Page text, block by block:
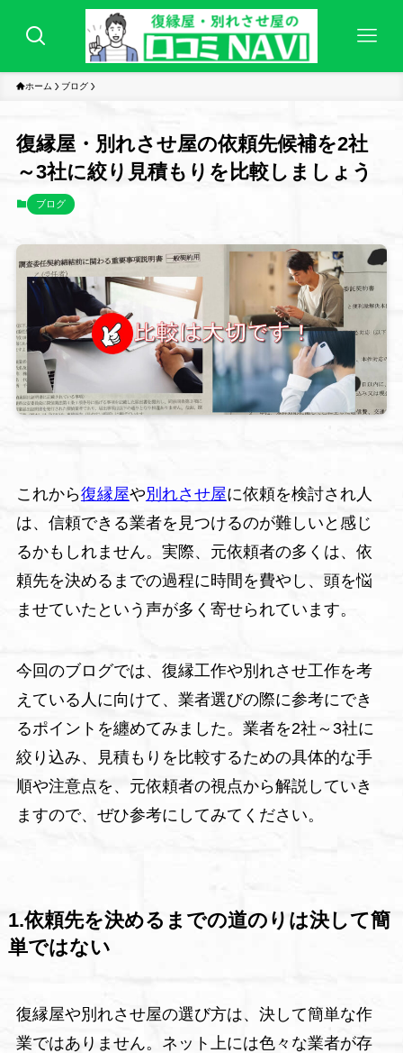
ホーム ブログ
復縁屋・別れさせ屋の依頼先候補を2社
～3社に絞り見積もりを比較しましょう
ブログ
これから復縁屋や別れさせ屋に依頼を検討され人
は、信頼できる業者を見つけるのが難しいと感じ
るかもしれません。実際、元依頼者の多くは、依
頼先を決めるまでの過程に時間を費やし、頭を悩
ませていたという声が多く寄せられています。
今回のブログでは、復縁工作や別れさせ工作を考
えている人に向けて、業者選びの際に参考にでき
るポイントを纏めてみました。業者を2社～3社に
絞り込み、見積もりを比較するための具体的な手
順や注意点を、元依頼者の視点から解説していき
ますので、ぜひ参考にしてみてください。
1.依頼先を決めるまでの道のりは決して簡
単ではない
復縁屋や別れさせ屋の選び方は、決して簡単な作
業ではありません。ネット上には色々な業者が存